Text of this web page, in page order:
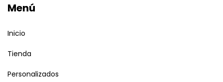
Menú
Inicio
Tienda
Personalizados